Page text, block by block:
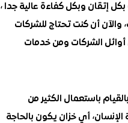
إتقان وبكل كفاءة عالية جدا ،
والآن أن كنت تحتاج للشركات
أوائل الشركات ومن خدمات
باستعمال الكثير من
أي خزان يكون بالحاجة